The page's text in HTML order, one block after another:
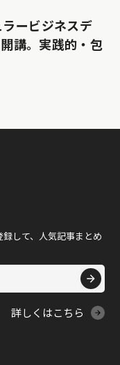
ラービジネスデ
講。実践的・包
して、人気記事まとめ
詳しくはこちら